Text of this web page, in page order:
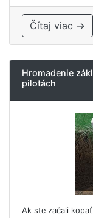
Čítaj viac →
Hromadenie
pilotách
Ak ste začali